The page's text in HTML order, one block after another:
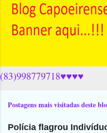
(83)998779718♥♥♥♥
Postagens mais visitadas deste
Polícia flagrou